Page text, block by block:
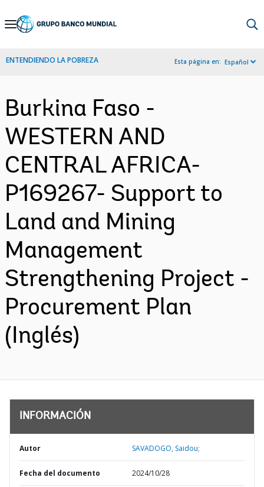
Skip
Navigation
ENTENDIENDO LA POBREZA Esta página en: Español
Burkina Faso -
WESTERN AND
CENTRAL AFRICA-
P169267- Support to
Land and Mining
Management
Strengthening Project -
Procurement Plan
(Inglés)
INFORMACIÓN
Autor SAVADOGO, Saidou;
Fecha del documento 2024/10/28